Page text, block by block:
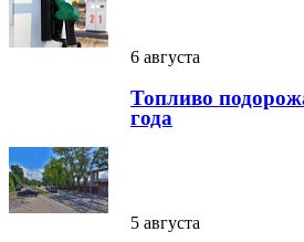
6 августа
Топливо
года
5 августа